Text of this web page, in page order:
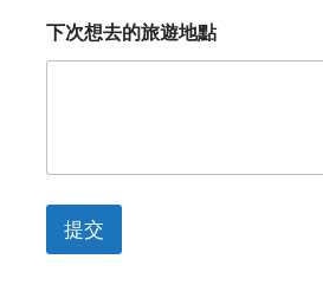
下次想去的旅遊地點
提交